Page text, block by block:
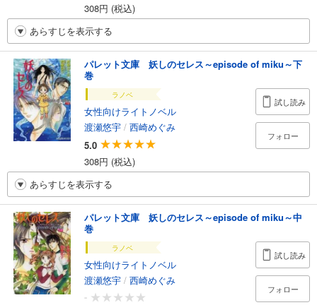
308円 (税込)
あらすじを表示する
パレット文庫 妖しのセレス～episode of miku～下
巻
ラノベ
女性向けライトノベル
渡瀬悠宇 / 西崎めぐみ
5.0
308円 (税込)
試し読み
フォロー
あらすじを表示する
パレット文庫 妖しのセレス～episode of miku～中
巻
ラノベ
女性向けライトノベル
渡瀬悠宇 / 西崎めぐみ
-
試し読み
フォロー